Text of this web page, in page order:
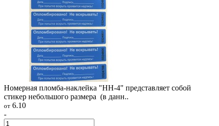
Номерная пломба-наклейка "НН-4" представляет собой
стикер небольшого размера (в данн..
от 6.10
-